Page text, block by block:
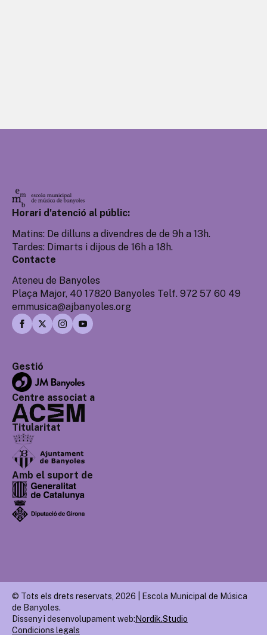
Horari d'atenció al públic:
Matins: De dilluns a divendres de de 9h a 13h.
Tardes: Dimarts i dijous de 16h a 18h.
Contacte
Ateneu de Banyoles
Plaça Major, 40 17820 Banyoles Telf. 972 57 60 49
emmusica@ajbanyoles.org
Gestió
Centre associat a
Titularitat
Amb el suport de
© Tots els drets reservats, 2026 | Escola Municipal de Música
de Banyoles.
Disseny i desenvolupament web: Nordik.Studio
Condicions legals